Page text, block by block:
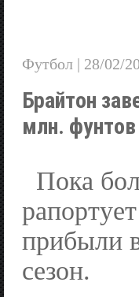
Футбол | 28/02/
Брайтон
млн. фунтов
Пока
прибыли
сезон.